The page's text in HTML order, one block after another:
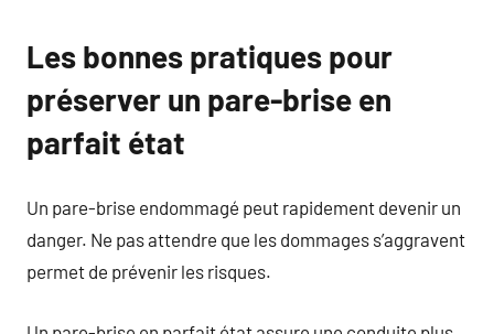
Les bonnes pratiques pour
préserver un pare-brise en
parfait état
Un pare-brise endommagé peut rapidement devenir un
danger. Ne pas attendre que les dommages s’aggravent
permet de prévenir les risques.